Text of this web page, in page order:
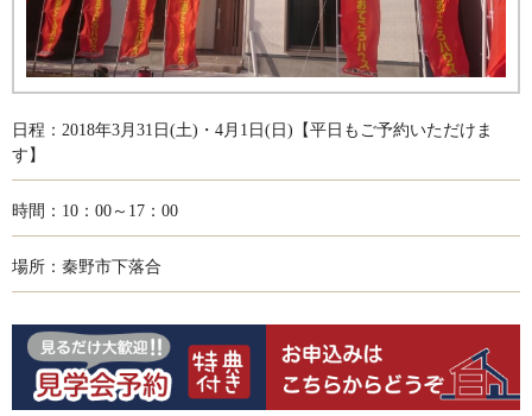
日程：2018年3月31日(土)・4月1日(日)【平日もご予約いただけま
す】
時間：10：00～17：00
場所：秦野市下落合